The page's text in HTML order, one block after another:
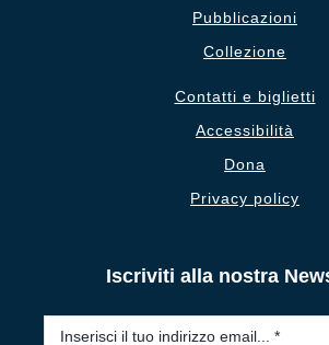
Pubblicazioni
Collezione
Contatti e biglietti
Accessibilità
Dona
Privacy policy
Iscriviti alla nostra